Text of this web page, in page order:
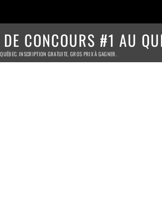
CONCOURS #1 AU
INSCRIPTION GRATUITE. GROS PRIX À GAGNER.